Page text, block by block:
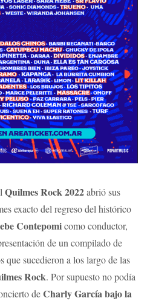
Quilmes Rock 2022abrió sus
exacto del regreso del histórico
Contepomicomo conductor,
de un compilado de
que sucedieron a los largo de las
Rock. Por supuesto no podía
deCharly García bajo la